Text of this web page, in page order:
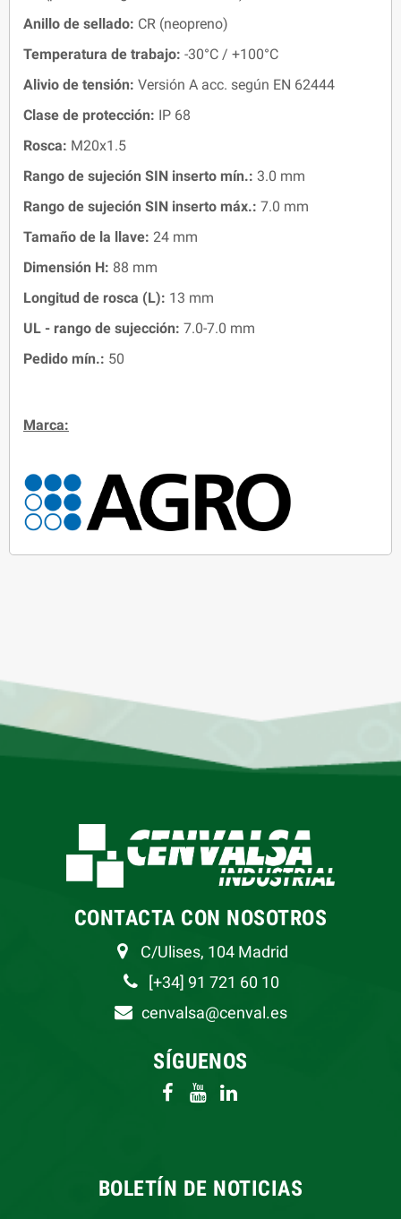
Anillo de sellado: CR (neopreno)
Temperatura de trabajo: -30°C / +100°C
Alivio de tensión: Versión A acc. según EN 62444
Clase de protección: IP 68
Rosca: M20x1.5
Rango de sujeción SIN inserto mín.: 3.0 mm
Rango de sujeción SIN inserto máx.: 7.0 mm
Tamaño de la llave: 24 mm
Dimensión H: 88 mm
Longitud de rosca (L): 13 mm
UL - rango de sujección: 7.0-7.0 mm
Pedido mín.: 50
Marca:
CONTACTA CON NOSOTROS
C/Ulises, 104 Madrid
[+34] 91 721 60 10
cenvalsa@cenval.es
SÍGUENOS
BOLETÍN DE NOTICIAS